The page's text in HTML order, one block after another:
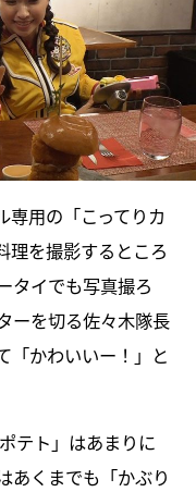
専用の「こってりカ
理を撮影するところ
タイでも写真撮ろ
ーを切る佐々木隊長
「かわいいー！」と
テト」はあまりに
あくまでも「かぶり